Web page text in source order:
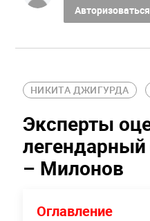
Авторизоваться
НИКИТА ДЖИГУРДА
Эксперты
– Милонов
Оглавление